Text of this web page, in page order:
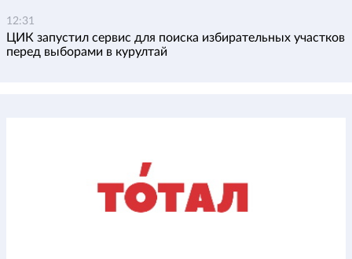
12:31
ЦИК запустил сервис для поиска избирательных участков
перед выборами в курултай